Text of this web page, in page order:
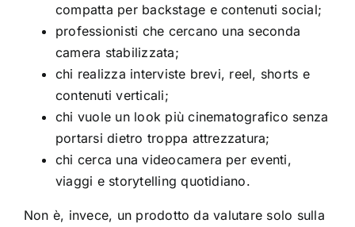
compatta per backstage e contenuti social;
professionisti che cercano una seconda
camera stabilizzata;
chi realizza interviste brevi, reel, shorts e
contenuti verticali;
chi vuole un look più cinematografico senza
portarsi dietro troppa attrezzatura;
chi cerca una videocamera per eventi,
viaggi e storytelling quotidiano.
Non è, invece, un prodotto da valutare solo sulla